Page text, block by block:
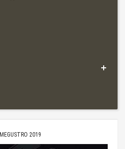
MEGUSTRO 2019